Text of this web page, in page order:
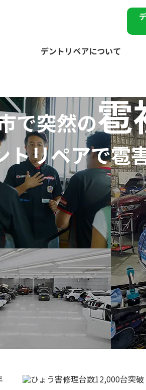
デントリペアについて
で突然の雹
トリペアで雹